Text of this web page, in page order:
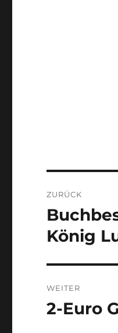
ZURÜCK
Vorheriger
Beitrag:
König
WEITER
Nächster
2-Euro